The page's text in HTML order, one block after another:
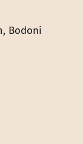
Bodoni